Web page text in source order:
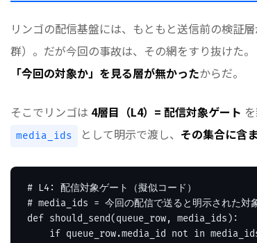
リンゴの配信基盤には、もともと送信前の検証
群）。だが今回の事故は、その網をすり抜けた
「今回の対象か」を見る層が無かったからだ。
そこでリンゴは 4層目（L4）= 配信対象ゲート
media_ids として明示で渡し、 その集合に含
# L4: 配信対象ゲート（擬似コード）
# media_ids = 今回の配信で送ると明示された対
def should_send(queue_row, media_ids):
if queue_row.media_id not in